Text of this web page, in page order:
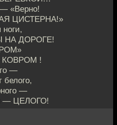
— «Верно!
ЦИСТЕРНА!»
ноги,
НА ДОРОГЕ!
КОВРОМ !
—
белого,
—
— ЦЕЛОГО!